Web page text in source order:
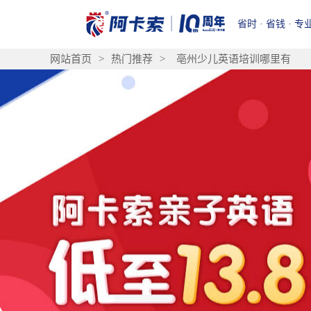
省时 · 省钱 · 专
网站首页 > 热门推荐 > 亳州少儿英语培训哪里有